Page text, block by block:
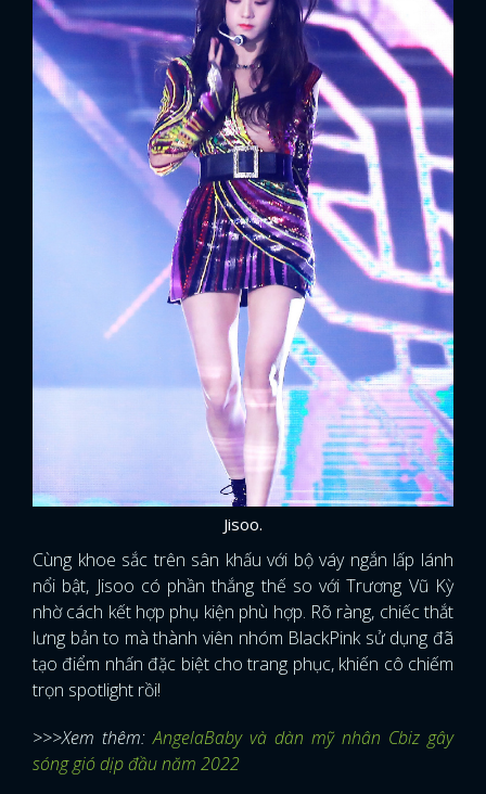
Jisoo.
Cùng khoe sắc trên sân khấu với bộ váy ngắn lấp lánh
nổi bật, Jisoo có phần thắng thế so với Trương Vũ Kỳ
nhờ cách kết hợp phụ kiện phù hợp. Rõ ràng, chiếc thắt
lưng bản to mà thành viên nhóm BlackPink sử dụng đã
tạo điểm nhấn đặc biệt cho trang phục, khiến cô chiếm
trọn spotlight rồi!
>>>Xem thêm:AngelaBaby và dàn mỹ nhân Cbiz gây
sóng gió dịp đầu năm 2022